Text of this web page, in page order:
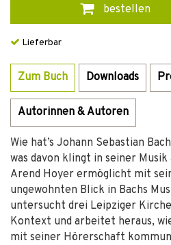
bestellen
Lieferbar
Zum Buch Downloads
Autorinnen & Autoren
Wie hat’s Johann Sebastian
was davon klingt in seiner Musik
Arend Hoyer ermöglicht mit
ungewohnten Blick in Bachs
untersucht drei Leipziger
Kontext und arbeitet heraus,
mit seiner Hörerschaft